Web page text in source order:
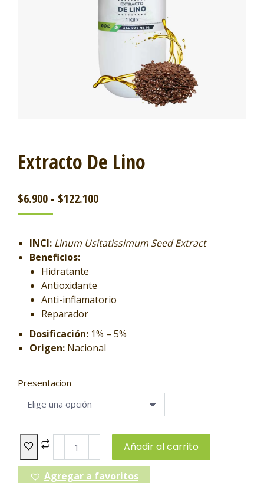
Extracto De Lino
$6.900 - $122.100
INCI: Linum Usitatissimum Seed Extract
Beneficios:
Hidratante
Antioxidante
Anti-inflamatorio
Reparador
Dosificación: 1% – 5%
Origen: Nacional
Presentacion
Añadir al carrito
Agregar a favoritos